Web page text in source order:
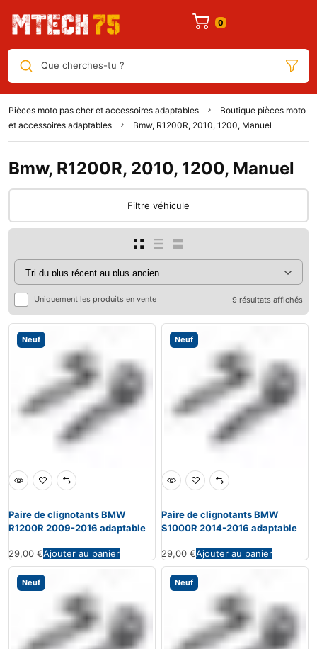
Que cherches-tu ?
Pièces moto pas cher et accessoires adaptables
Boutique pièces moto
et accessoires adaptables
Bmw, R1200R, 2010, 1200, Manuel
Bmw, R1200R, 2010, 1200, Manuel
Filtre véhicule
Uniquement les produits en vente 9 résultats affichés
Neuf
Paire de clignotants BMW
R1200R 2009-2016 adaptable
29,00 €Ajouter au panier
Neuf
Paire de clignotants BMW
S1000R 2014-2016 adaptable
29,00 €Ajouter au panier
Neuf Neuf